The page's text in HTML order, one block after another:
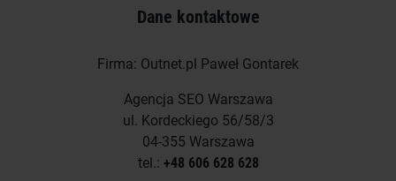
Dane kontaktowe
Firma: Outnet.pl Paweł Gontarek
Agencja SEO Warszawa
ul. Kordeckiego 56/58/3
04-355 Warszawa
tel.: +48 606 628 628